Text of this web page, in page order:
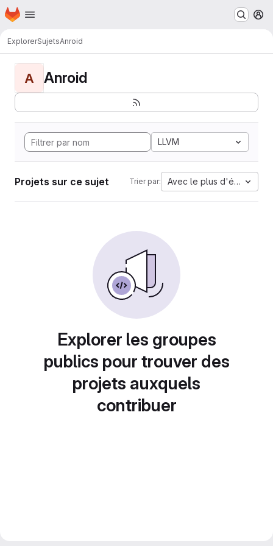
Passer au contenu principal
Page d'accueil
ExplorerSujetsAnroid
A Anroid
LLVM
Projets sur ce sujet Trier par: Avec le plus d'étoiles
Explorer les groupes
publics pour trouver des
projets auxquels
contribuer